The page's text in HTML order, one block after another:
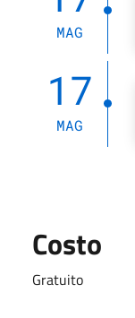
MAG
17
MAG
Costo
Gratuito